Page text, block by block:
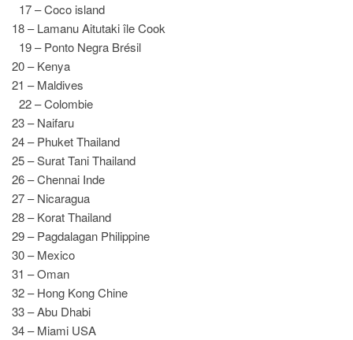
17 – Coco island
18 – Lamanu Aitutaki île Cook
19 – Ponto Negra Brésil
20 – Kenya
21 – Maldives
22 – Colombie
23 – Naifaru
24 – Phuket Thailand
25 – Surat Tani Thailand
26 – Chennai Inde
27 – Nicaragua
28 – Korat Thailand
29 – Pagdalagan Philippine
30 – Mexico
31 – Oman
32 – Hong Kong Chine
33 – Abu Dhabi
34 – Miami USA